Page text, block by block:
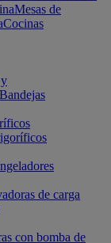
Mesas de
Cocinas
Bandejas
de carga
con bomba de